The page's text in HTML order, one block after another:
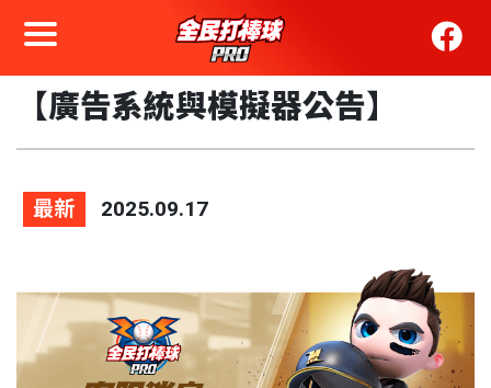
【廣告系統與模擬器公告】
最新 2025.09.17